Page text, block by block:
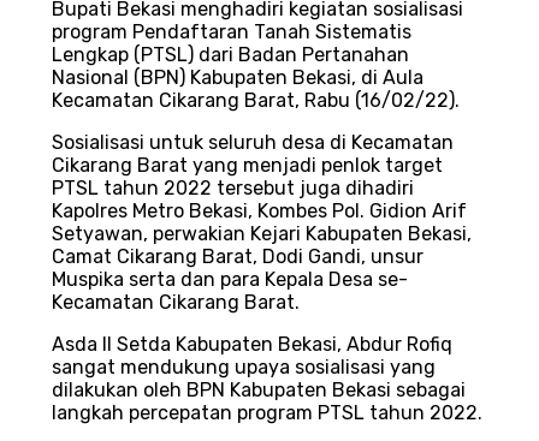
Bupati Bekasi menghadiri kegiatan sosialisasi
program Pendaftaran Tanah Sistematis
Lengkap (PTSL) dari Badan Pertanahan
Nasional (BPN) Kabupaten Bekasi, di Aula
Kecamatan Cikarang Barat, Rabu (16/02/22).
Sosialisasi untuk seluruh desa di Kecamatan
Cikarang Barat yang menjadi penlok target
PTSL tahun 2022 tersebut juga dihadiri
Kapolres Metro Bekasi, Kombes Pol. Gidion Arif
Setyawan, perwakian Kejari Kabupaten Bekasi,
Camat Cikarang Barat, Dodi Gandi, unsur
Muspika serta dan para Kepala Desa se-
Kecamatan Cikarang Barat.
Asda II Setda Kabupaten Bekasi, Abdur Rofiq
sangat mendukung upaya sosialisasi yang
dilakukan oleh BPN Kabupaten Bekasi sebagai
langkah percepatan program PTSL tahun 2022.